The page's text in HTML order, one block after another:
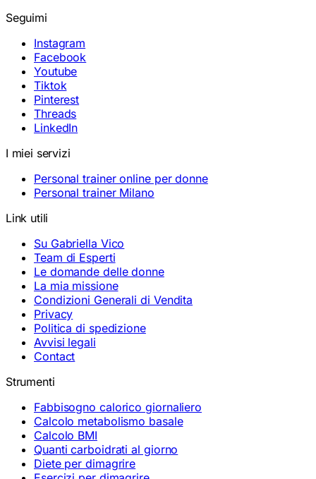
Seguimi
Instagram
Facebook
Youtube
Tiktok
Pinterest
Threads
LinkedIn
I miei servizi
Personal trainer online per donne
Personal trainer Milano
Link utili
Su Gabriella Vico
Team di Esperti
Le domande delle donne
La mia missione
Condizioni Generali di Vendita
Privacy
Politica di spedizione
Avvisi legali
Contact
Strumenti
Fabbisogno calorico giornaliero
Calcolo metabolismo basale
Calcolo BMI
Quanti carboidrati al giorno
Diete per dimagrire